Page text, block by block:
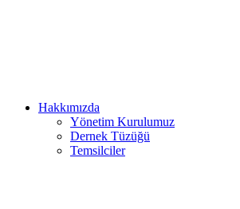
Hakkımızda
Yönetim Kurulumuz
Dernek Tüzüğü
Temsilciler